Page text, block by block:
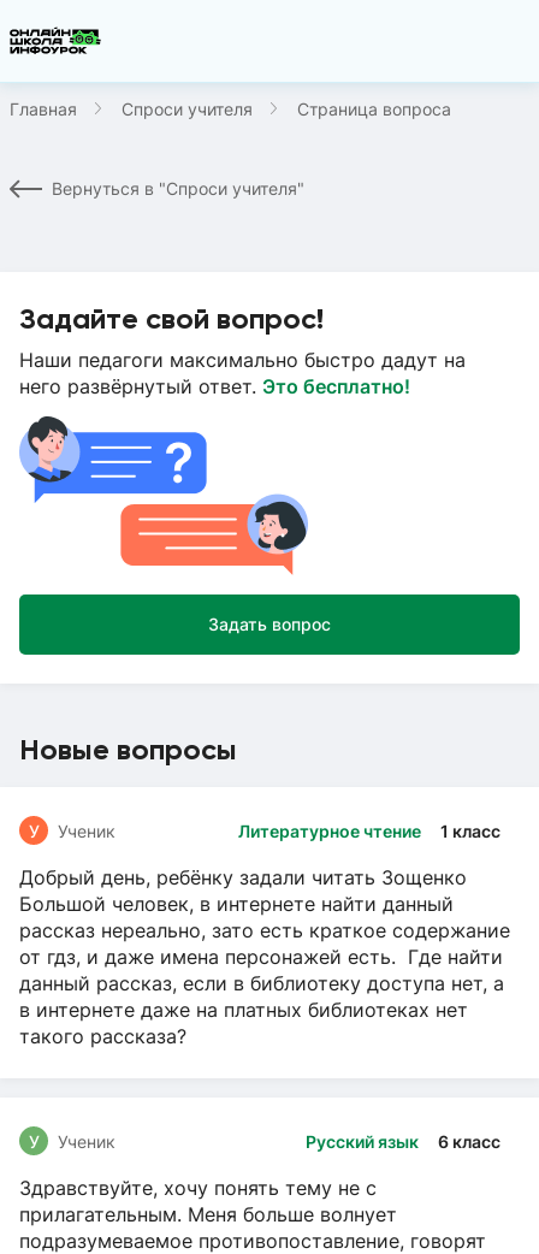
Главная Спроси учителя Страница вопроса
Вернуться в "Спроси учителя"
Задайте свой вопрос!
Наши педагоги максимально быстро дадут на
него развёрнутый ответ. Это бесплатно!
Задать вопрос
Новые вопросы
Литературное чтение 1 класс
У Ученик
Добрый день, ребёнку задали читать Зощенко
Большой человек, в интернете найти данный
рассказ нереально, зато есть краткое содержание
от гдз, и даже имена персонажей есть. Где найти
данный рассказ, если в библиотеку доступа нет, а
в интернете даже на платных библиотеках нет
такого рассказа?
Русский язык 6 класс
У Ученик
Здравствуйте, хочу понять тему не с
прилагательным. Меня больше волнует
подразумеваемое противопоставление, говорят